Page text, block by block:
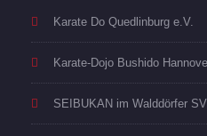
Karate Do Quedlinburg e.V.
Karate-Dojo Bushido
SEIBUKAN im Walddörfer SV